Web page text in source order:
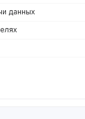
данных